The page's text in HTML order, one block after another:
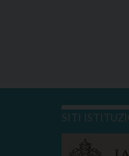
SITI